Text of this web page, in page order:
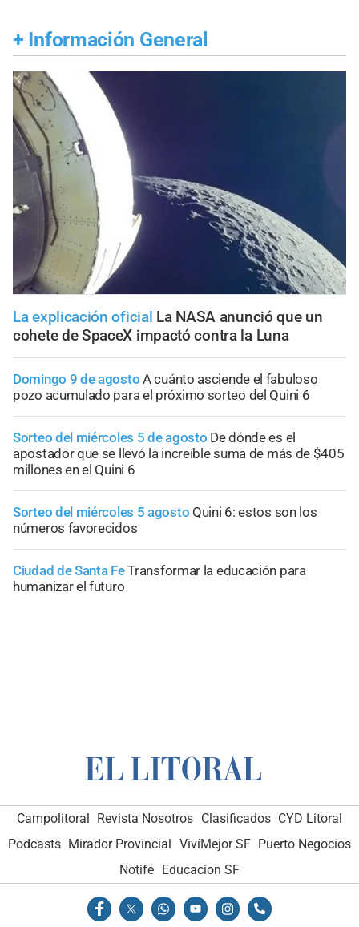
+ Información General
La explicación oficial La NASA anunció que un
cohete de SpaceX impactó contra la Luna
Domingo 9 de agosto A cuánto asciende el fabuloso
pozo acumulado para el próximo sorteo del Quini 6
Sorteo del miércoles 5 de agosto De dónde es el
apostador que se llevó la increíble suma de más de $405
millones en el Quini 6
Sorteo del miércoles 5 agosto Quini 6: estos son los
números favorecidos
Ciudad de Santa FeTransformar la educación para
humanizar el futuro
Campolitoral Revista Nosotros Clasificados CYD Litoral
Podcasts Mirador Provincial VivíMejor SF Puerto Negocios
Notife
Educacion SF